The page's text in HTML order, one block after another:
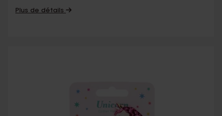
Plus de détails